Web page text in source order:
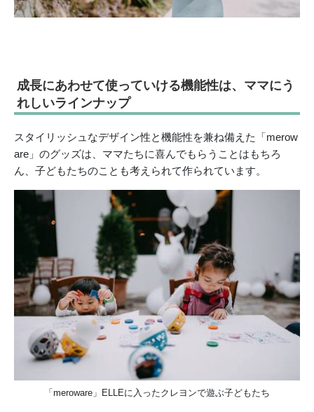
成長にあわせて使っていける機能性は、ママにう
れしいラインナップ
スタイリッシュなデザイン性と機能性を兼ね備えた「merow
are」のグッズは、ママたちに喜んでもらうことはもちろ
ん、子どもたちのことも考えられて作られています。
「meroware」ELLEに入ったクレヨンで遊ぶ子どもたち